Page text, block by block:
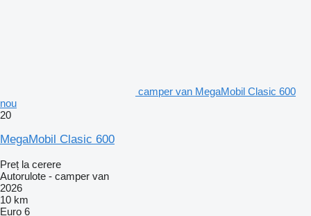
camper van MegaMobil Clasic 600
nou
20
MegaMobil Clasic 600
Preț la cerere
Autorulote - camper van
2026
10 km
Euro 6